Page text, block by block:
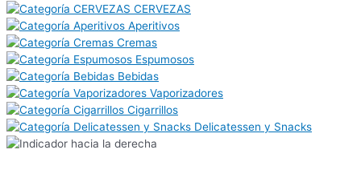
CERVEZAS
Aperitivos
Cremas
Espumosos
Bebidas
Vaporizadores
Cigarrillos
Delicatessen y Snacks